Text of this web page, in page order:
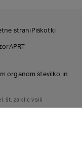
strani Piškotki
APRT
organom številko in
št. za klic v sili